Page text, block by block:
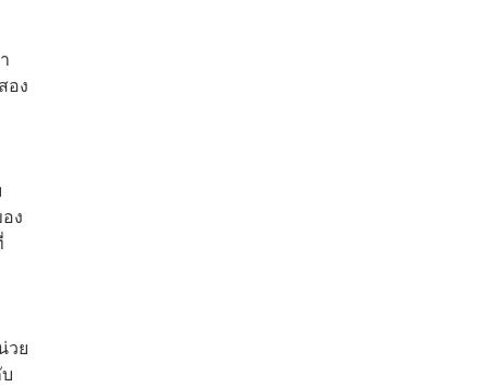
อง
ง
วย